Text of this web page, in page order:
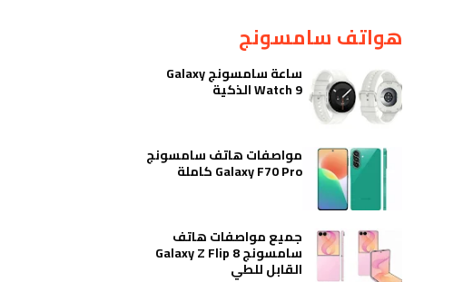
هواتف سامسونج
ساعة سامسونج Galaxy
Watch 9 الذكية
مواصفات هاتف سامسونج
Galaxy F70 Pro كاملة
جميع مواصفات هاتف
سامسونج Galaxy Z Flip 8
القابل للطي